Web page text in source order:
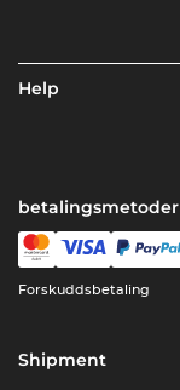
Help
betalingsmetoder
Forskuddsbetaling
Shipment